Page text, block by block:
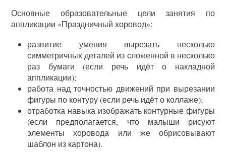
Основные образовательные цели занятия по
аппликации «Праздничный хоровод»:
развитие умения вырезать несколько
симметричных деталей из сложенной в несколько
раз бумаги (если речь идёт о накладной
аппликации);
работа над точностью движений при вырезании
фигуры по контуру (если речь идёт о коллаже);
отработка навыка изображать контурные фигуры
(если предполагается, что малыши рисуют
элементы хоровода или же обрисовывают
шаблон из картона).